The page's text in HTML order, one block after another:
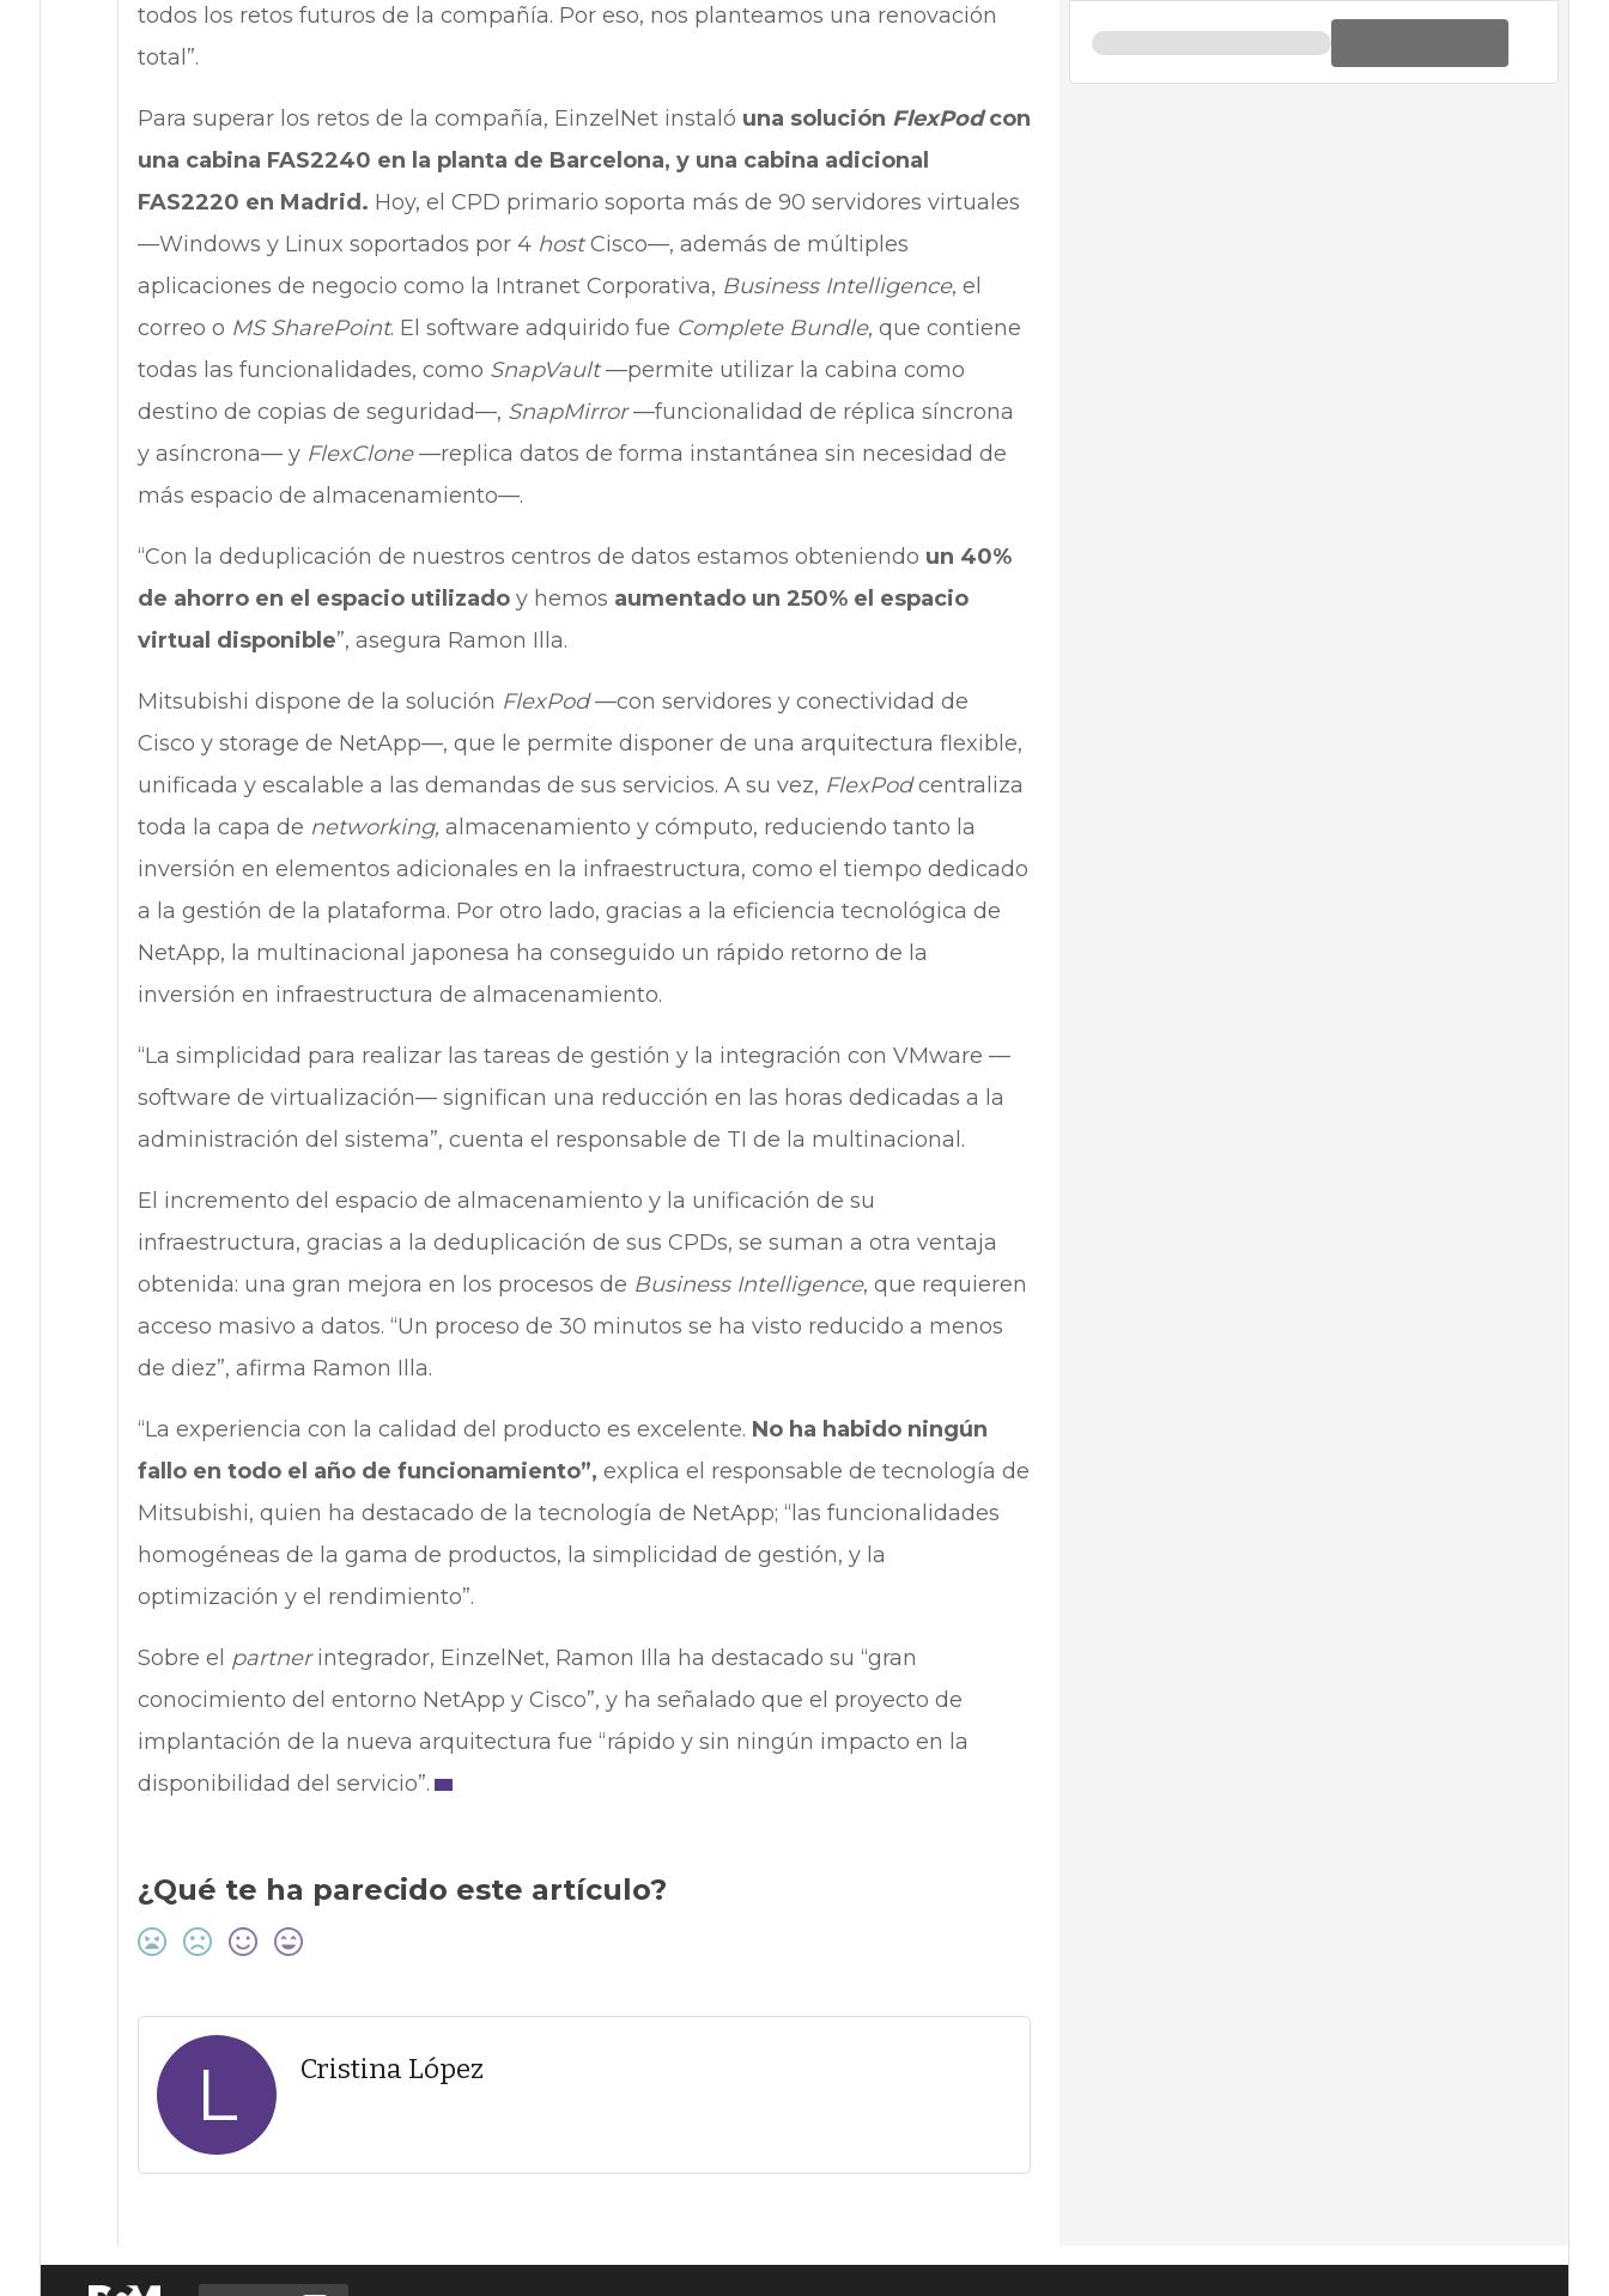
todos los retos futuros de la compañía. Por eso, nos planteamos una renovación
total”.
Para superar los retos de la compañía, EinzelNet instaló una solución FlexPodcon
una cabina FAS2240 en la planta de Barcelona, y una cabina adicional
FAS2220 en Madrid. Hoy, el CPD primario soporta más de 90 servidores virtuales
—Windows y Linux soportados por 4 hostCisco—, además de múltiples
aplicaciones de negocio como la Intranet Corporativa, Business Intelligence, el
correo o MS SharePoint. El software adquirido fue Complete Bundle, que contiene
todas las funcionalidades, como SnapVault—permite utilizar la cabina como
destino de copias de seguridad—, SnapMirror—funcionalidad de réplica síncrona
y asíncrona— y FlexClone—replica datos de forma instantánea sin necesidad de
más espacio de almacenamiento—.
“Con la deduplicación de nuestros centros de datos estamos obteniendo un 40%
de ahorro en el espacio utilizadoy hemos aumentado un 250% el espacio
virtual disponible”, asegura Ramon Illa.
Mitsubishi dispone de la solución FlexPod—con servidores y conectividad de
Cisco y storage de NetApp—, que le permite disponer de una arquitectura flexible,
unificada y escalable a las demandas de sus servicios. A su vez, FlexPodcentraliza
toda la capa de networking, almacenamiento y cómputo, reduciendo tanto la
inversión en elementos adicionales en la infraestructura, como el tiempo dedicado
a la gestión de la plataforma. Por otro lado, gracias a la eficiencia tecnológica de
NetApp, la multinacional japonesa ha conseguido un rápido retorno de la
inversión en infraestructura de almacenamiento.
“La simplicidad para realizar las tareas de gestión y la integración con VMware —
software de virtualización— significan una reducción en las horas dedicadas a la
administración del sistema”, cuenta el responsable de TI de la multinacional.
El incremento del espacio de almacenamiento y la unificación de su
infraestructura, gracias a la deduplicación de sus CPDs, se suman a otra ventaja
obtenida: una gran mejora en los procesos de Business Intelligence, que requieren
acceso masivo a datos. “Un proceso de 30 minutos se ha visto reducido a menos
de diez”, afirma Ramon Illa.
“La experiencia con la calidad del producto es excelente. No ha habido ningún
fallo en todo el año de funcionamiento”, explica el responsable de tecnología de
Mitsubishi, quien ha destacado de la tecnología de NetApp; “las funcionalidades
homogéneas de la gama de productos, la simplicidad de gestión, y la
optimización y el rendimiento”.
Sobre el partnerintegrador, EinzelNet, Ramon Illa ha destacado su “gran
conocimiento del entorno NetApp y Cisco”, y ha señalado que el proyecto de
implantación de la nueva arquitectura fue “rápido y sin ningún impacto en la
disponibilidad del servicio”.
¿Qué te ha parecido este artículo?
L Cristina López